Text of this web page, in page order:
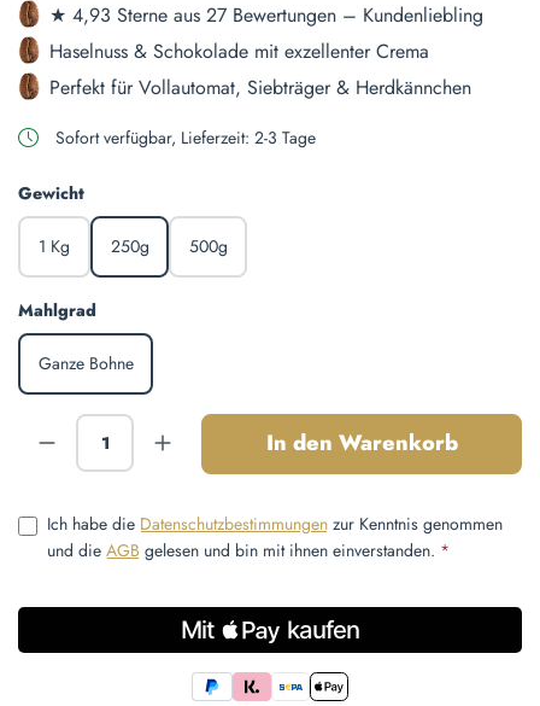
★ 4,93 Sterne aus 27 Bewertungen – Kundenliebling
Haselnuss & Schokolade mit exzellenter Crema
Perfekt für Vollautomat, Siebträger & Herdkännchen
Sofort verfügbar, Lieferzeit: 2-3 Tage
Gewichtauswählen
1 Kg 250g 500g
Mahlgrad
Ganze Bohne
Produkt Anzahl: Gib den gewünschten Wert
In den Warenkorb
Ich habe die Datenschutzbestimmungen zur Kenntnis genommen
und die AGB gelesen und bin mit ihnen einverstanden. *